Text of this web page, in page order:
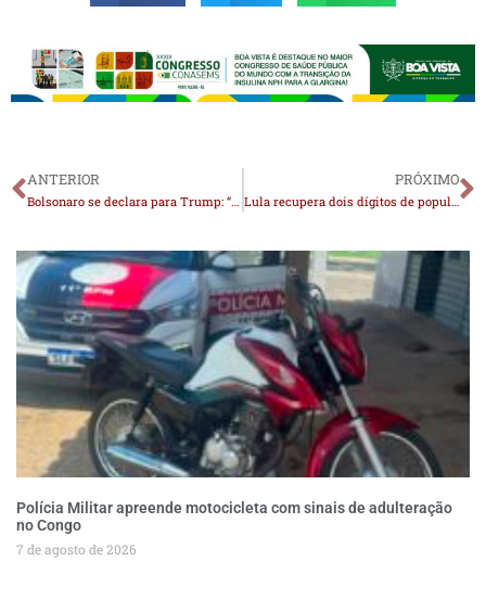
ANTERIOR
Bolsonaro se declara para Trump: “Sou apaixonado por ele”
PRÓXIMO
Lula recupera dois dígitos de popularidade no Sudeste, região mais afetada pelo tarifaço
Polícia Militar apreende motocicleta com sinais de adulteração
no Congo
7 de agosto de 2026